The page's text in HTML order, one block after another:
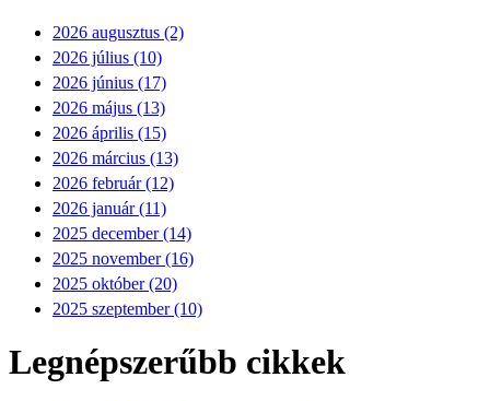
2026 augusztus (2)
2026 július (10)
2026 június (17)
2026 május (13)
2026 április (15)
2026 március (13)
2026 február (12)
2026 január (11)
2025 december (14)
2025 november (16)
2025 október (20)
2025 szeptember (10)
Legnépszerűbb cikkek